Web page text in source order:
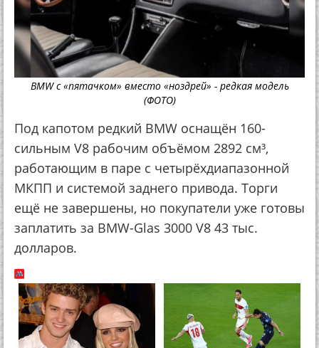
BMW с «пятачком» вместо «ноздрей» - редкая модель
(ФОТО)
Под капотом редкий BMW оснащён 160-
сильным V8 рабочим объёмом 2892 см³,
работающим в паре с четырёхдиапазонной
МКПП и системой заднего привода. Торги
ещё не завершены, но покупатели уже готовы
заплатить за BMW-Glas 3000 V8 43 тыс.
долларов.